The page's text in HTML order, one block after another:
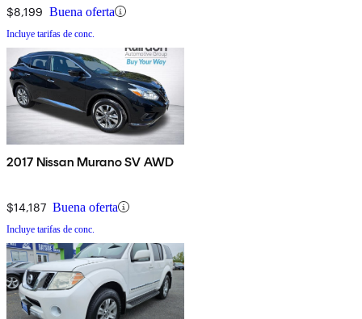
$8,199 Buena oferta
Incluye tarifas de conc.
2017 Nissan Murano SV AWD
$14,187 Buena oferta
Incluye tarifas de conc.